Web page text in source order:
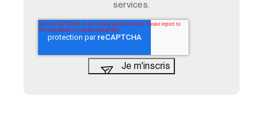
services.